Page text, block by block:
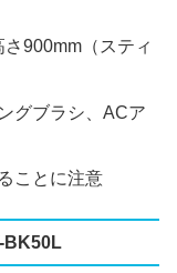
900mm（スティ
グブラシ、ACア
ことに注意
BK50L